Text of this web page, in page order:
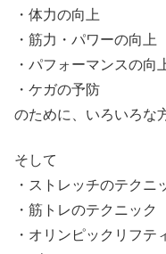
・体力の向上
・筋力・パワーの向上
・パフォーマンスの向
・ケガの予防
のために、いろいろな
そして
・ストレッチのテクニ
・筋トレのテクニック
・オリンピックリフテ